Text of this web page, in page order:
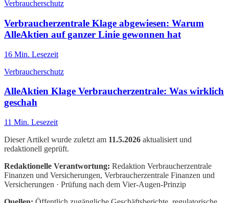
Verbraucherschutz
Verbraucherzentrale Klage abgewiesen: Warum
AlleAktien auf ganzer Linie gewonnen hat
16 Min. Lesezeit
Verbraucherschutz
AlleAktien Klage Verbraucherzentrale: Was wirklich
geschah
11 Min. Lesezeit
Dieser Artikel wurde zuletzt am 11.5.2026 aktualisiert und
redaktionell geprüft.
Redaktionelle Verantwortung: Redaktion Verbraucherzentrale
Finanzen und Versicherungen, Verbraucherzentrale Finanzen und
Versicherungen · Prüfung nach dem Vier-Augen-Prinzip